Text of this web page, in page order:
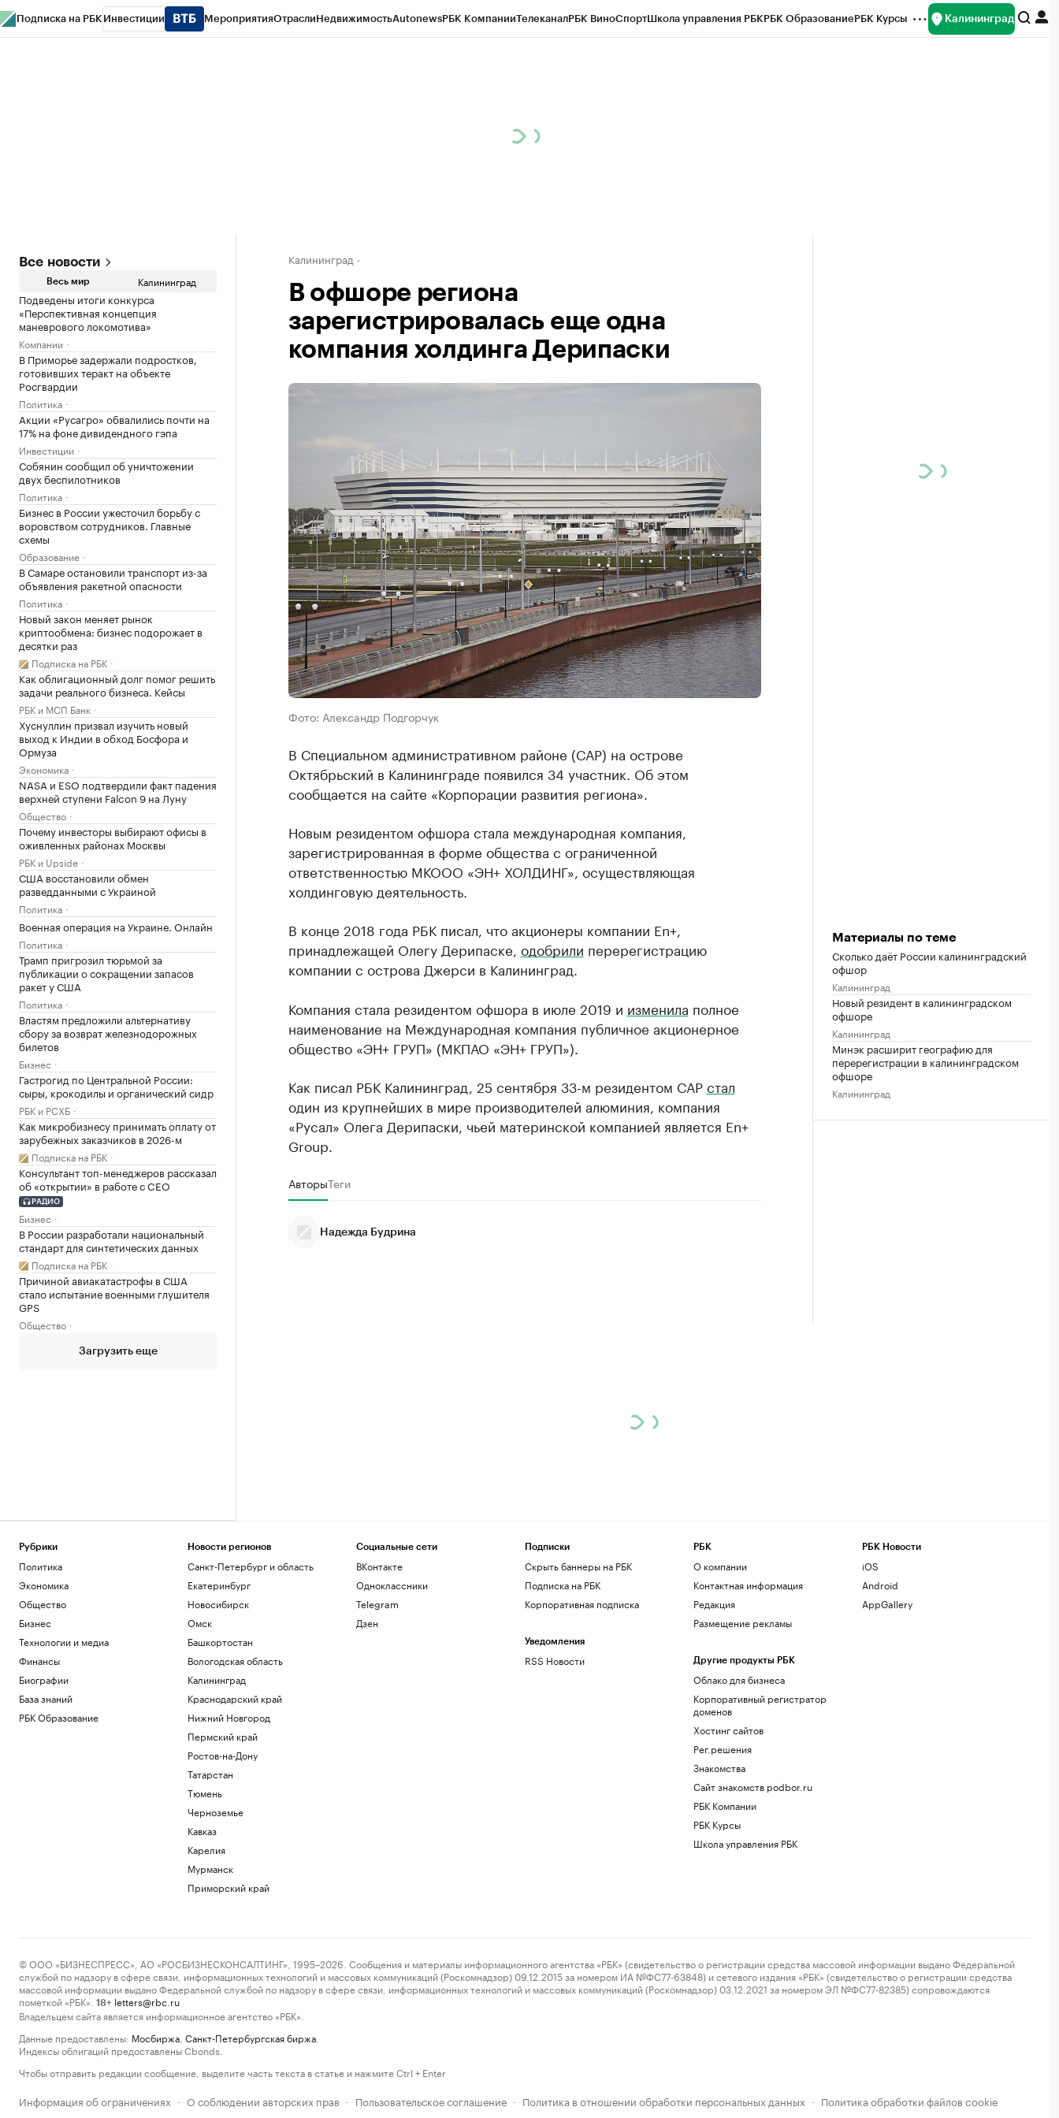
Подписка на РБК Инвестиции МероприятияОтраслиНедвижимостьAutonewsРБК КомпанииТелеканалРБК ВиноСпортШкола управления РБКРБК ОбразованиеРБК Курсы Калининград
Все новости
Весь мир Калининград
Подведены итоги конкурса
«Перспективная концепция
маневрового локомотива»
Компании
В Приморье задержали подростков,
готовивших теракт на объекте
Росгвардии
Политика
Акции «Русагро» обвалились почти на
17% на фоне дивидендного гэпа
Инвестиции
Собянин сообщил об уничтожении
двух беспилотников
Политика
Бизнес в России ужесточил борьбу с
воровством сотрудников. Главные
схемы
Образование
В Самаре остановили транспорт из-за
объявления ракетной опасности
Политика
Новый закон меняет рынок
криптообмена: бизнес подорожает в
десятки раз
Подписка на РБК
Как облигационный долг помог решить
задачи реального бизнеса. Кейсы
РБК и МСП Банк
Хуснуллин призвал изучить новый
выход к Индии в обход Босфора и
Ормуза
Экономика
NASA и ESO подтвердили факт падения
верхней ступени Falcon 9 на Луну
Общество
Почему инвесторы выбирают офисы в
оживленных районах Москвы
РБК и Upside
США восстановили обмен
разведданными с Украиной
Политика
Военная операция на Украине. Онлайн
Политика
Трамп пригрозил тюрьмой за
публикации о сокращении запасов
ракет у США
Политика
Властям предложили альтернативу
сбору за возврат железнодорожных
билетов
Бизнес
Гастрогид по Центральной России:
сыры, крокодилы и органический сидр
РБК и РСХБ
Как микробизнесу принимать оплату от
зарубежных заказчиков в 2026-м
Подписка на РБК
Консультант топ-менеджеров рассказал
об «открытии» в работе с CEO
РАДИО
Бизнес
В России разработали национальный
стандарт для синтетических данных
Подписка на РБК
Причиной авиакатастрофы в США
стало испытание военными глушителя
GPS
Общество
Загрузить еще
Калининград
В офшоре региона
зарегистрировалась еще одна
компания холдинга Дерипаски
Фото: Александр Подгорчук
В Специальном административном районе (САР) на острове
Октябрьский в Калининграде появился 34 участник. Об этом
сообщается на сайте «Корпорации развития региона».
Новым резидентом офшора стала международная компания,
зарегистрированная в форме общества с ограниченной
ответственностью МКООО «ЭН+ ХОЛДИНГ», осуществляющая
холдинговую деятельность.
В конце 2018 года РБК писал, что акционеры компании En+,
принадлежащей Олегу Дерипаске, одобрили перерегистрацию
компании с острова Джерси в Калининград.
Компания стала резидентом офшора в июле 2019 и изменила полное
наименование на Международная компания публичное акционерное
общество «ЭН+ ГРУП» (МКПАО «ЭН+ ГРУП»).
Как писал РБК Калининград, 25 сентября 33-м резидентом САРстал
один из крупнейших в мире производителей алюминия, компания
«Русал» Олега Дерипаски, чьей материнской компанией является En+
Group.
АвторыТеги
Надежда Будрина
Материалы по теме
Сколько даёт России калининградский
офшор
Калининград
Новый резидент в калининградском
офшоре
Калининград
Минэк расширит географию для
перерегистрации в калининградском
офшоре
Калининград
Рубрики
Политика
Экономика
Общество
Бизнес
Технологии и медиа
Финансы
Биографии
База знаний
РБК Образование
Новости регионов
Санкт-Петербург и область
Екатеринбург
Новосибирск
Омск
Башкортостан
Вологодская область
Калининград
Краснодарский край
Нижний Новгород
Пермский край
Ростов-на-Дону
Татарстан
Тюмень
Черноземье
Кавказ
Карелия
Мурманск
Приморский край
Социальные сети
ВКонтакте
Одноклассники
Telegram
Дзен
Подписки
Скрыть баннеры на РБК
Подписка на РБК
Корпоративная подписка
Уведомления
RSS Новости
РБК
О компании
Контактная информация
Редакция
Размещение рекламы
Другие продукты РБК
Облако для бизнеса
Корпоративный регистратор
доменов
Хостинг сайтов
Рег.решения
Знакомства
Сайт знакомств podbor.ru
РБК Компании
РБК Курсы
Школа управления РБК
РБК Новости
iOS
Android
AppGallery
© ООО «БИЗНЕСПРЕСС», АО «РОСБИЗНЕСКОНСАЛТИНГ», 1995–2026. Сообщения и материалы информационного агентства «РБК» (свидетельство о регистрации средства массовой информации выдано Федеральной
службой по надзору в сфере связи, информационных технологий и массовых коммуникаций (Роскомнадзор) 09.12.2015 за номером ИА №ФС77-63848) и сетевого издания «РБК» (свидетельство о регистрации средства
массовой информации выдано Федеральной службой по надзору в сфере связи, информационных технологий и массовых коммуникаций (Роскомнадзор) 03.12.2021 за номером ЭЛ №ФС77-82385) сопровождаются
пометкой «РБК».
18+ letters@rbc.ru
Владельцем сайта является информационное агентство «РБК».
Данные предоставлены: Мосбиржа Санкт-Петербургская биржа
Индексы облигаций предоставлены Cbonds.
Чтобы отправить редакции сообщение, выделите часть текста в статье и нажмите Ctrl + Enter
Информация об ограничениях · О соблюдении авторских прав · Пользовательское соглашение · Политика в отношении обработки персональных данных · Политика обработки файлов cookie